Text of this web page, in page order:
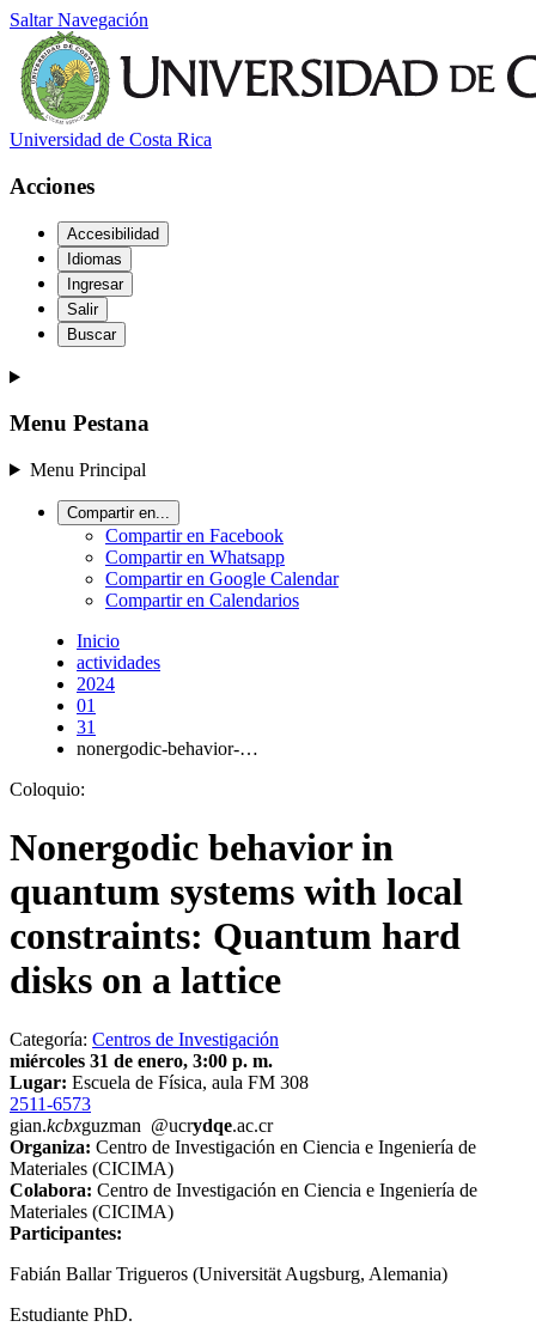
Saltar Navegación
Universidad de Costa Rica
Acciones
Accesibilidad
Idiomas
Ingresar
Salir
Buscar
Menu Pestana
Menu Principal
Compartir en...
Compartir en Facebook
Compartir en Whatsapp
Compartir en Google Calendar
Compartir en Calendarios
Inicio
actividades
2024
01
31
nonergodic-behavior-…
Coloquio:
Nonergodic behavior in
quantum systems with local
constraints: Quantum hard
disks on a lattice
Categoría: Centros de Investigación
miércoles 31 de enero, 3:00 p. m.
Lugar: Escuela de Física, aula FM 308
2511-6573
gian.kcbxguzman @ucrydqe.ac.cr
Organiza: Centro de Investigación en Ciencia e Ingeniería de
Materiales (CICIMA)
Colabora: Centro de Investigación en Ciencia e Ingeniería de
Materiales (CICIMA)
Participantes:
Fabián Ballar Trigueros (Universität Augsburg, Alemania)
Estudiante PhD.